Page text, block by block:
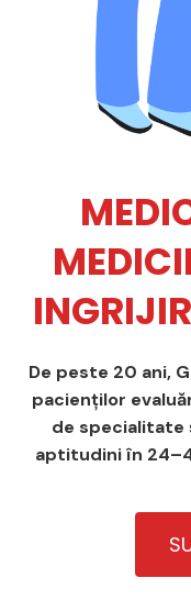
De peste 20 ani,
pacienților
de specialitate
aptitudini în